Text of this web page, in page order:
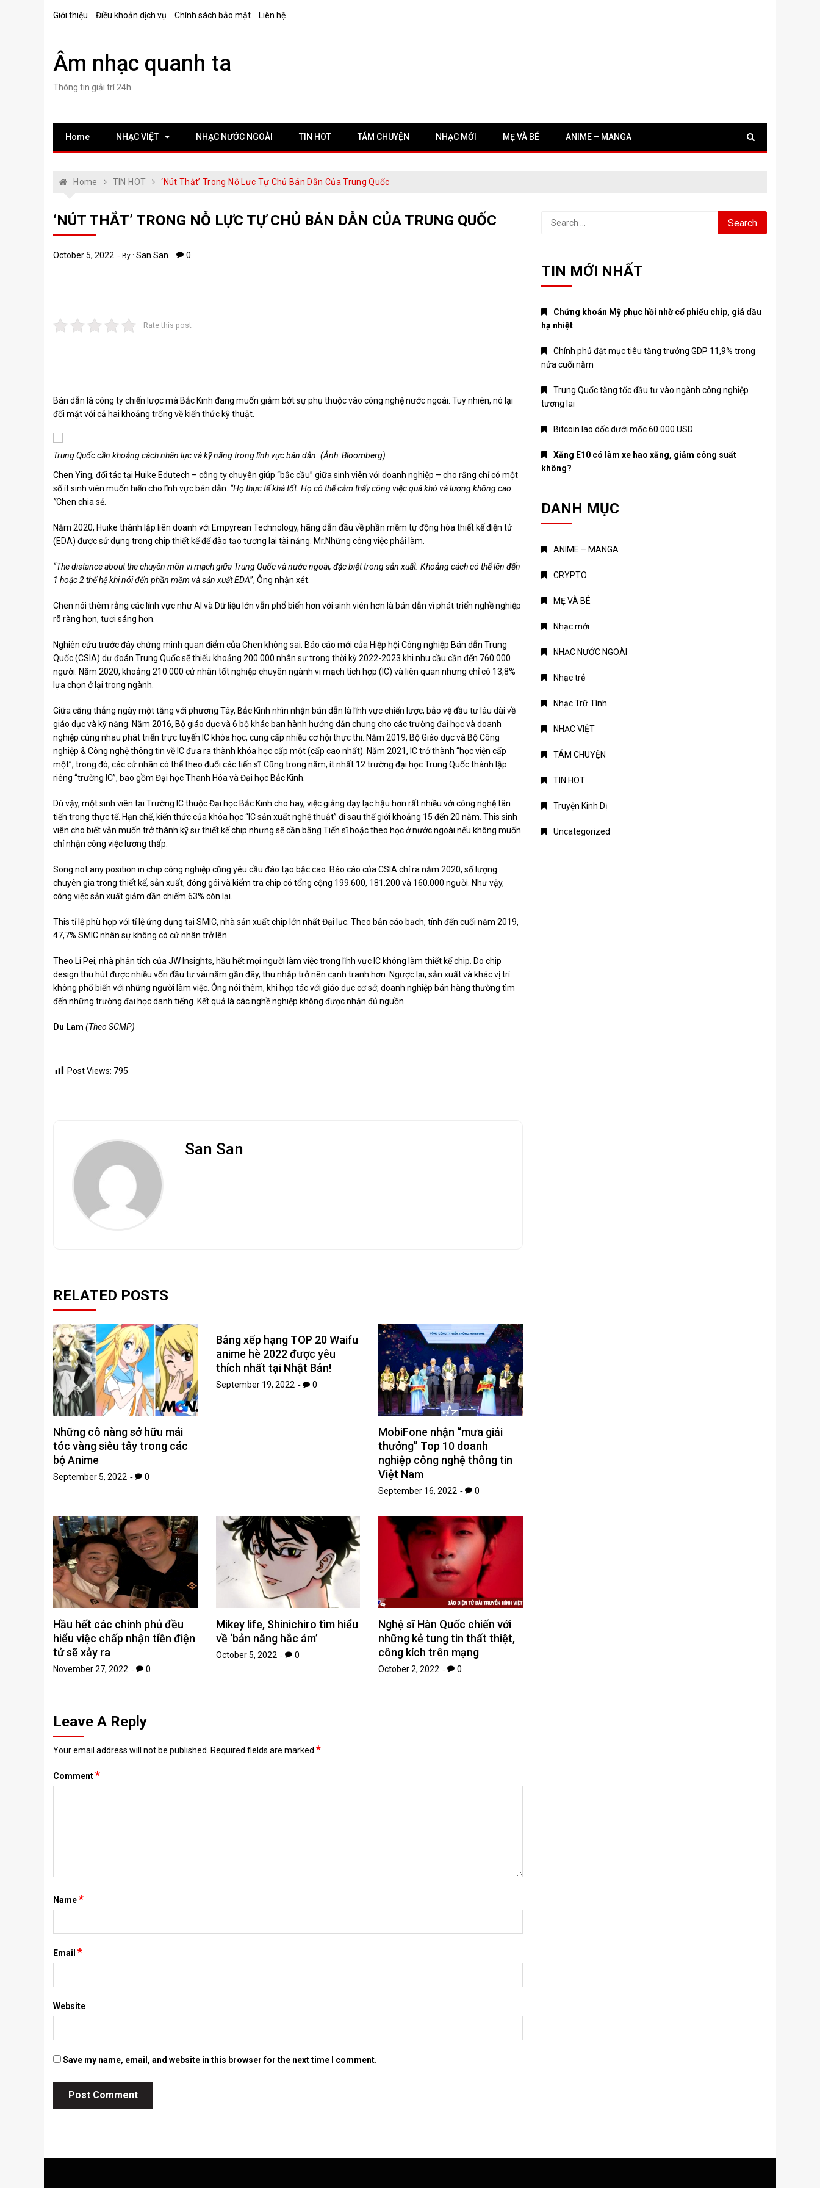
Giới thiệu Điều khoản dịch vụ Chính sách bảo mật Liên hệ
Âm nhạc quanh ta
Thông tin giải trí 24h
Home NHẠC VIỆT NHẠC NƯỚC NGOÀI TIN HOT TÁM CHUYỆN NHẠC MỚI MẸ VÀ BÉ ANIME – MANGA
Home TIN HOT ‘Nút Thắt’ Trong Nỗ Lực Tự Chủ Bán Dẫn Của Trung Quốc
‘NÚT THẮT’ TRONG NỖ LỰC TỰ CHỦ BÁN DẪN CỦA TRUNG QUỐC
October 5, 2022 By : San San 0
Rate this post
Bán dẫn là công ty chiến lược mà Bắc Kinh đang muốn giảm bớt sự phụ thuộc vào công nghệ nước ngoài. Tuy nhiên, nó lại
đối mặt với cả hai khoảng trống về kiến ​​thức kỹ thuật.
Trung Quốc cần khoảng cách nhân lực và kỹ năng trong lĩnh vực bán dẫn. (Ảnh: Bloomberg)
Chen Ying, đối tác tại Huike Edutech – công ty chuyên giúp “bắc cầu” giữa sinh viên với doanh nghiệp – cho rằng chỉ có một
số ít sinh viên muốn hiến cho lĩnh vực bán dẫn. “Họ thực tế khá tốt. Họ có thể cảm thấy công việc quá khó và lương không cao
”Chen chia sẻ.
Năm 2020, Huike thành lập liên doanh với Empyrean Technology, hãng dẫn đầu về phần mềm tự động hóa thiết kế điện tử
(EDA) được sử dụng trong chip thiết kế để đào tạo tương lai tài năng. Mr.Những công việc phải làm.
“The distance about the chuyên môn vi mạch giữa Trung Quốc và nước ngoài, đặc biệt trong sản xuất. Khoảng cách có thể lên đến
1 hoặc 2 thế hệ khi nói đến phần mềm và sản xuất EDA”, Ông nhận xét.
Chen nói thêm rằng các lĩnh vực như AI và Dữ liệu lớn vẫn phổ biến hơn với sinh viên hơn là bán dẫn vì phát triển nghề nghiệp
rõ ràng hơn, tươi sáng hơn.
Nghiên cứu trước đây chứng minh quan điểm của Chen không sai. Báo cáo mới của Hiệp hội Công nghiệp Bán dẫn Trung
Quốc (CSIA) dự đoán Trung Quốc sẽ thiếu khoảng 200.000 nhân sự trong thời kỳ 2022-2023 khi nhu cầu cần đến 760.000
người. Năm 2020, khoảng 210.000 cử nhân tốt nghiệp chuyên ngành vi mạch tích hợp (IC) và liên quan nhưng chỉ có 13,8%
lựa chọn ở lại trong ngành.
Giữa căng thẳng ngày một tăng với phương Tây, Bắc Kinh nhìn nhận bán dẫn là lĩnh vực chiến lược, bảo vệ đầu tư lâu dài về
giáo dục và kỹ năng. Năm 2016, Bộ giáo dục và 6 bộ khác ban hành hướng dẫn chung cho các trường đại học và doanh
nghiệp cùng nhau phát triển trực tuyến IC khóa học, cung cấp nhiều cơ hội thực thi. Năm 2019, Bộ Giáo dục và Bộ Công
nghiệp & Công nghệ thông tin về IC đưa ra thành khóa học cấp một (cấp cao nhất). Năm 2021, IC trở thành “học viện cấp
một”, trong đó, các cử nhân có thể theo đuổi các tiến sĩ. Cũng trong năm, ít nhất 12 trường đại học Trung Quốc thành lập
riêng “trường IC”, bao gồm Đại học Thanh Hóa và Đại học Bắc Kinh.
Dù vậy, một sinh viên tại Trường IC thuộc Đại học Bắc Kinh cho hay, việc giảng dạy lạc hậu hơn rất nhiều với công nghệ tân
tiến trong thực tế. Hạn chế, kiến ​​thức của khóa học “IC sản xuất nghệ thuật” đi sau thế giới khoảng 15 đến 20 năm. This sinh
viên cho biết vẫn muốn trở thành kỹ sư thiết kế chip nhưng sẽ cần bằng Tiến sĩ hoặc theo học ở nước ngoài nếu không muốn
chỉ nhận công việc lương thấp.
Song not any position in chip công nghiệp cũng yêu cầu đào tạo bậc cao. Báo cáo của CSIA chỉ ra năm 2020, số lượng
chuyên gia trong thiết kế, sản xuất, đóng gói và kiểm tra chip có tổng cộng 199.600, 181.200 và 160.000 người. Như vậy,
công việc sản xuất giảm dần chiếm 63% còn lại.
This tỉ lệ phù hợp với tỉ lệ ứng dụng tại SMIC, nhà sản xuất chip lớn nhất Đại lục. Theo bản cáo bạch, tính đến cuối năm 2019,
47,7% SMIC nhân sự không có cử nhân trở lên.
Theo Li Pei, nhà phân tích của JW Insights, hầu hết mọi người làm việc trong lĩnh vực IC không làm thiết kế chip. Do chip
design thu hút được nhiều vốn đầu tư vài năm gần đây, thu nhập trở nên cạnh tranh hơn. Ngược lại, sản xuất và khác vị trí
không phổ biến với những người làm việc. Ông nói thêm, khi hợp tác với giáo dục cơ sở, doanh nghiệp bán hàng thường tìm
đến những trường đại học danh tiếng. Kết quả là các nghề nghiệp không được nhận đủ nguồn.
Du Lam (Theo SCMP)
Post Views: 795
San San
RELATED POSTS
Những cô nàng sở hữu mái
tóc vàng siêu tây trong các
bộ Anime
September 5, 2022 0
Bảng xếp hạng TOP 20 Waifu
anime hè 2022 được yêu
thích nhất tại Nhật Bản!
September 19, 2022 0
MobiFone nhận “mưa giải
thưởng” Top 10 doanh
nghiệp công nghệ thông tin
Việt Nam
September 16, 2022 0
Hầu hết các chính phủ đều
hiểu việc chấp nhận tiền điện
tử sẽ xảy ra
November 27, 2022 0
Mikey life, Shinichiro tìm hiểu
về ‘bản năng hắc ám’
October 5, 2022 0
Nghệ sĩ Hàn Quốc chiến với
những kẻ tung tin thất thiệt,
công kích trên mạng
October 2, 2022 0
Leave A Reply
Your email address will not be published. Required fields are marked *
Comment*
Name*
Email *
Website
Save my name, email, and website in this browser for the next time I comment.
Search
TIN MỚI NHẤT
Chứng khoán Mỹ phục hồi nhờ cổ phiếu chip, giá dầu
hạ nhiệt
Chính phủ đặt mục tiêu tăng trưởng GDP 11,9% trong
nửa cuối năm
Trung Quốc tăng tốc đầu tư vào ngành công nghiệp
tương lai
Bitcoin lao dốc dưới mốc 60.000 USD
Xăng E10 có làm xe hao xăng, giảm công suất
không?
DANH MỤC
ANIME – MANGA
CRYPTO
MẸ VÀ BÉ
Nhạc mới
NHẠC NƯỚC NGOÀI
Nhạc trẻ
Nhạc Trữ Tình
NHẠC VIỆT
TÁM CHUYỆN
TIN HOT
Truyện Kinh Dị
Uncategorized